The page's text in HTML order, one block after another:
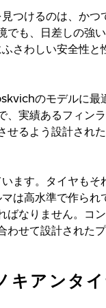
つけるのは、かつ
でも、日差しの強
さわしい安全性と
のモデルに最
、実績あるフィン
せるよう設計され
ます。タイヤもそ
は高水準で作られ
ばなりません。コ
わせて設計された
キアンタ